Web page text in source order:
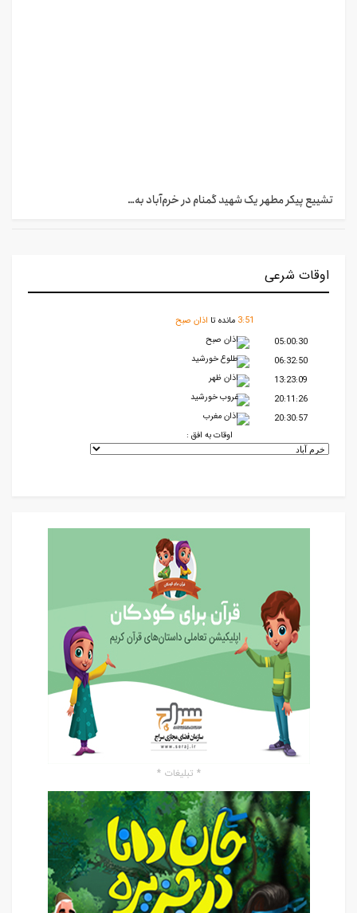
تشییع پیکر مطهر یک شهید گمنام در خرم‌آباد به…
اوقات شرعی
3:51 مانده تا اذان صبح
05:00:30
اذان صبح
06:32:50
طلوع خورشید
13:23:09
اذان ظهر
20:11:26
غروب خورشید
20:30:57
اذان مغرب
اوقات به افق :
* تبلیغات *